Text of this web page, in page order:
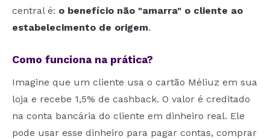
central é: o benefício não "amarra" o cliente ao
estabelecimento de origem.
Como funciona na prática?
Imagine que um cliente usa o cartão Méliuz em sua
loja e recebe 1,5% de cashback. O valor é creditado
na conta bancária do cliente em dinheiro real. Ele
pode usar esse dinheiro para pagar contas, comprar